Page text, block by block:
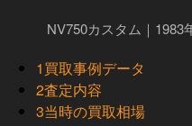
NV750カスタム｜1983
1買取事例データ
2査定内容
3当時の買取相場